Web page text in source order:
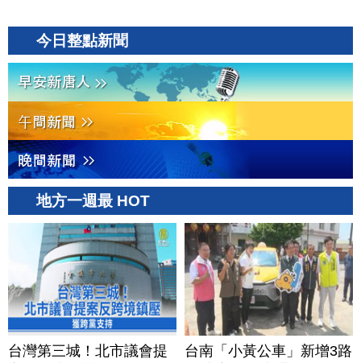
今日整點新聞
地方一週最 HOT
台灣第三城！北市議會提
台南「小黃公車」新增3路